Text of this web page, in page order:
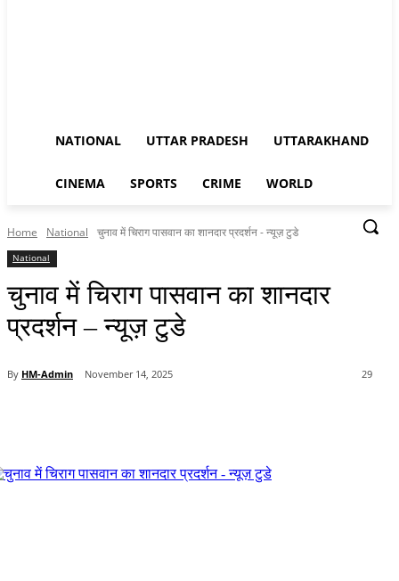
NATIONAL UTTAR PRADESH UTTARAKHAND
CINEMA SPORTS CRIME WORLD
Home National चुनाव में चिराग पासवान का शानदार प्रदर्शन - न्यूज़ टुडे
National
चुनाव में चिराग पासवान का शानदार
प्रदर्शन – न्यूज़ टुडे
By HM-Admin November 14, 2025 29